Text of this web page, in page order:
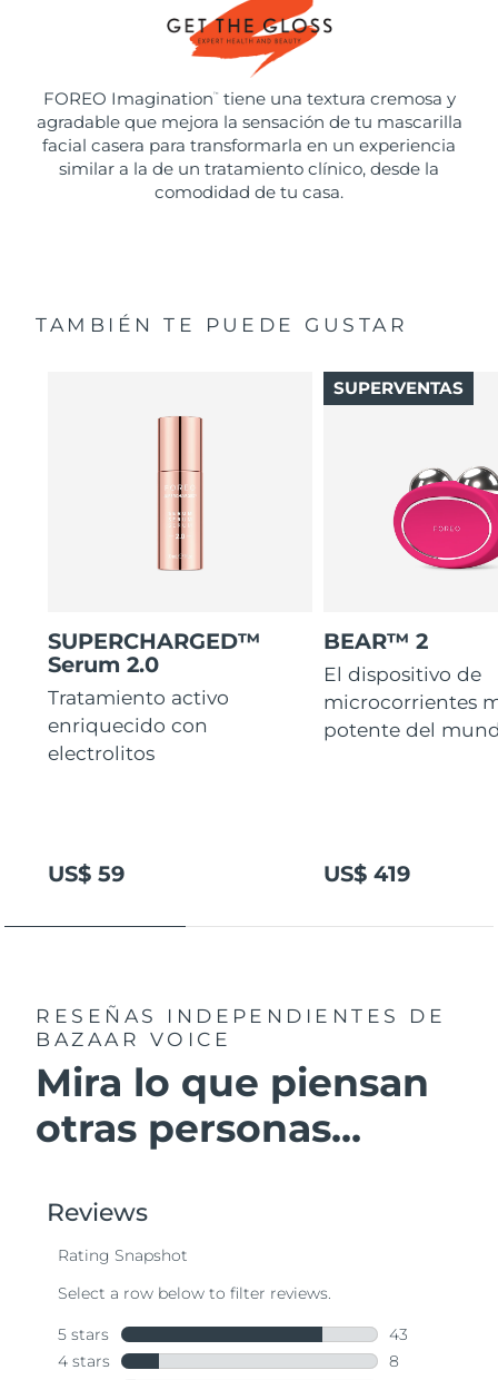
FOREO Imagination ™
tiene una textura cremosa y
agradable que mejora la sensación de tu mascarilla
facial casera para transformarla en un experiencia
similar a la de un tratamiento clínico, desde la
comodidad de tu casa.
TAMBIÉN TE PUEDE GUSTAR
SUPERCHARGED™
Serum 2.0
Tratamiento activo
enriquecido con
electrolitos
US$ 59
BEAR™ 2
El dispositivo de
microcorrientes
potente del
US$ 419
SUPERVENTAS
RESEÑAS INDEPENDIENTES
DE
BAZAAR VOICE
Mira lo que piensan
otras personas...